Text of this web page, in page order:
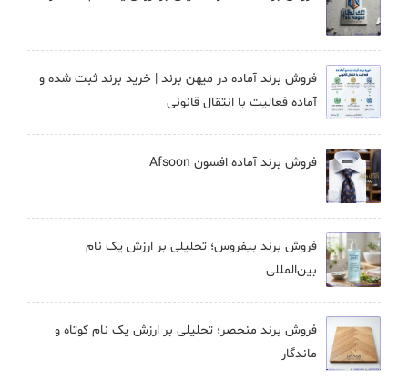
فروش برند آماده در میهن برند | خرید برند ثبت شده و
آماده فعالیت با انتقال قانونی
فروش برند آماده افسون Afsoon
فروش برند بيفروس؛ تحلیلی بر ارزش یک نام
بین‌المللی
فروش برند منحصر؛ تحلیلی بر ارزش یک نام کوتاه و
ماندگار